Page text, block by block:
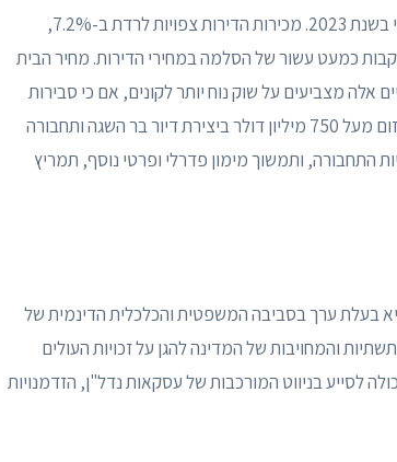
כלכלת קליפורניה, במיוחד שוק הנדל"ן שלה, חווה שינוי משמעותי בשנת 2023. מכירות הדירות צפויות לרדת ב-7.2%,
לרדת ב-8.8%. ירידה זו באה בעקבות כמעט עשור של הסלמה במחירי הדירות. מחיר הבית
לשנת 2023 צפוי להיות 758,600 דולר. שינויים אלה מצביעים על שוק נוח יותר לקונים, אם כי סבירות
הדיור נותרה אתגר. מבחינת השקעה, קליפורניה משקיעה באופן יזום מעל 750 מיליון דולר ביצירת דיור בר השגה ותחבורה
התחבורה, ותמשוך מימון פדרלי ופרטי נוסף, תמריץ
בעלת ערך בסביבה המשפטית והכלכלית הדינמית של
והמחויבות של המדינה להגן על זכויות העולים
לסייע בניווט המורכבות של עסקאות נדל"ן, הזדמנויות